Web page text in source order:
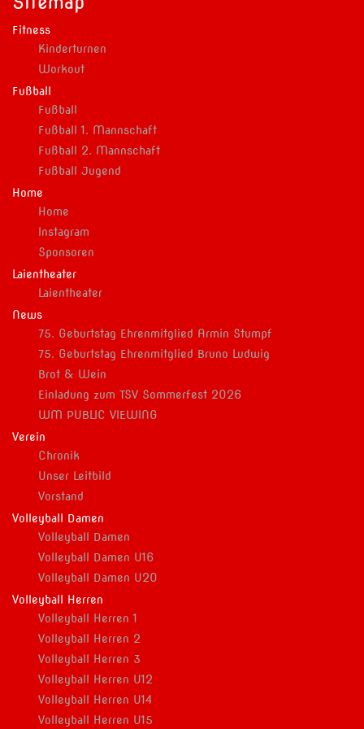
Fitness
Kinderturnen
Workout
Fußball
Fußball
Fußball 1. Mannschaft
Fußball 2. Mannschaft
Fußball Jugend
Home
Home
Instagram
Sponsoren
Laientheater
Laientheater
News
75. Geburtstag Ehrenmitglied Armin Stumpf
75. Geburtstag Ehrenmitglied Bruno Ludwig
Brot & Wein
Einladung zum TSV Sommerfest 2026
WM PUBLIC VIEWING
Verein
Chronik
Unser Leitbild
Vorstand
Volleyball Damen
Volleyball Damen
Volleyball Damen U16
Volleyball Damen U20
Volleyball Herren
Volleyball Herren 1
Volleyball Herren 2
Volleyball Herren 3
Volleyball Herren U12
Volleyball Herren U14
Volleyball Herren U15